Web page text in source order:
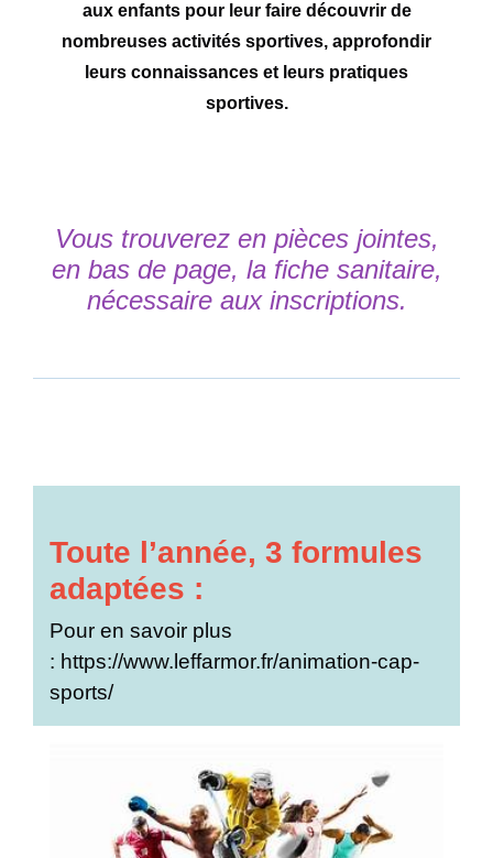
aux enfants pour leur faire découvrir de
nombreuses activités sportives, approfondir
leurs connaissances et leurs pratiques
sportives.
Vous trouverez en pièces jointes,
en bas de page, la fiche sanitaire,
nécessaire aux inscriptions.
Toute l’année, 3 formules
adaptées :
Pour en savoir plus
: https://www.leffarmor.fr/animation-cap-
sports/